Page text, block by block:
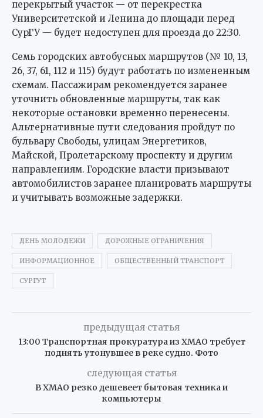
перекрытый участок — от перекрестка
Университетской и Ленина до площади перед
СурГУ — будет недоступен для проезда до 22:30.
Семь городских автобусных маршрутов (№ 10, 13,
26, 37, 61, 112 и 115) будут работать по измененным
схемам. Пассажирам рекомендуется заранее
уточнить обновленные маршруты, так как
некоторые остановки временно перенесены.
Альтернативные пути следования пройдут по
бульвару Свободы, улицам Энергетиков,
Майской, Пролетарскому проспекту и другим
направлениям. Городские власти призывают
автомобилистов заранее планировать маршруты
и учитывать возможные задержки.
ДЕНЬ МОЛОДЕЖИ ДОРОЖНЫЕ ОГРАНИЧЕНИЯ
ИНФОРМАЦИОННОЕ ОБЩЕСТВЕННЫЙ ТРАНСПОРТ
СУРГУТ
предыдущая статья
13:00 Транспортная прокуратура из ХМАО требует
поднять утонувшее в реке судно. Фото
следующая статья
В ХМАО резко дешевеет бытовая техника и
компьютеры